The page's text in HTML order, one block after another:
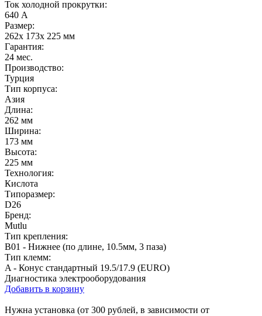
Ток холодной прокрутки:
640 А
Размер:
262x 173x 225 мм
Гарантия:
24 мес.
Производство:
Турция
Тип корпуса:
Азия
Длина:
262 мм
Ширина:
173 мм
Высота:
225 мм
Технология:
Кислота
Типоразмер:
D26
Бренд:
Mutlu
Тип крепления:
B01 - Нижнее (по длине, 10.5мм, 3 паза)
Тип клемм:
A - Конус стандартный 19.5/17.9 (EURO)
Диагностика электрооборудования
Добавить в корзину
Нужна установка (от 300 рублей, в зависимости от